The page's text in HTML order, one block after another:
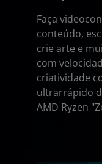
Faça
conteúdo,
crie arte e
com
criatividade
ultrarrápido
AMD Ryzen